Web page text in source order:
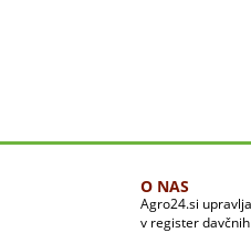
O NAS
Agro24.si
v register